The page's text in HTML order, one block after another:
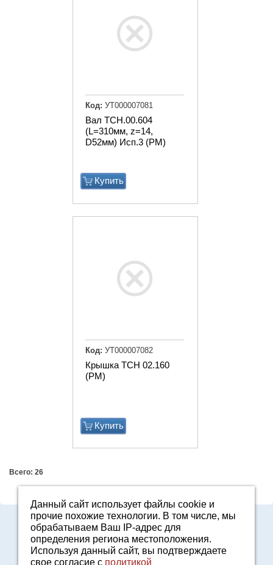
Вал ТСН.00.604
(L=310мм, z=14,
D52мм) Исп.3 (РМ)
Купить
Код: УТ000007081
Крышка ТСН 02.160
(РМ)
Купить
Код: УТ000007082
Всего: 26
Адрес: Свердловская область, г. Арамиль, ул. Базовая, 2
E-mail:2161601@mail.ru
Политика конфиденциальности
Данный сайт использует файлы cookie и
прочие похожие технологии. В том числе, мы
обрабатываем Ваш IP-адрес для
определения региона местоположения.
Используя данный сайт, вы подтверждаете
свое согласие с политикой